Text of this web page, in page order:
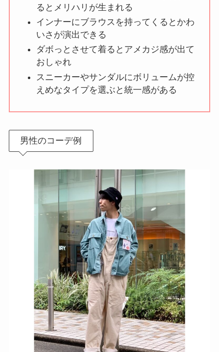
るとメリハリが生まれる
インナーにブラウスを持ってくるとかわ
いさが演出できる
ダボっとさせて着るとアメカジ感が出て
おしゃれ
スニーカーやサンダルにボリュームが控
えめなタイプを選ぶと統一感がある
男性のコーデ例